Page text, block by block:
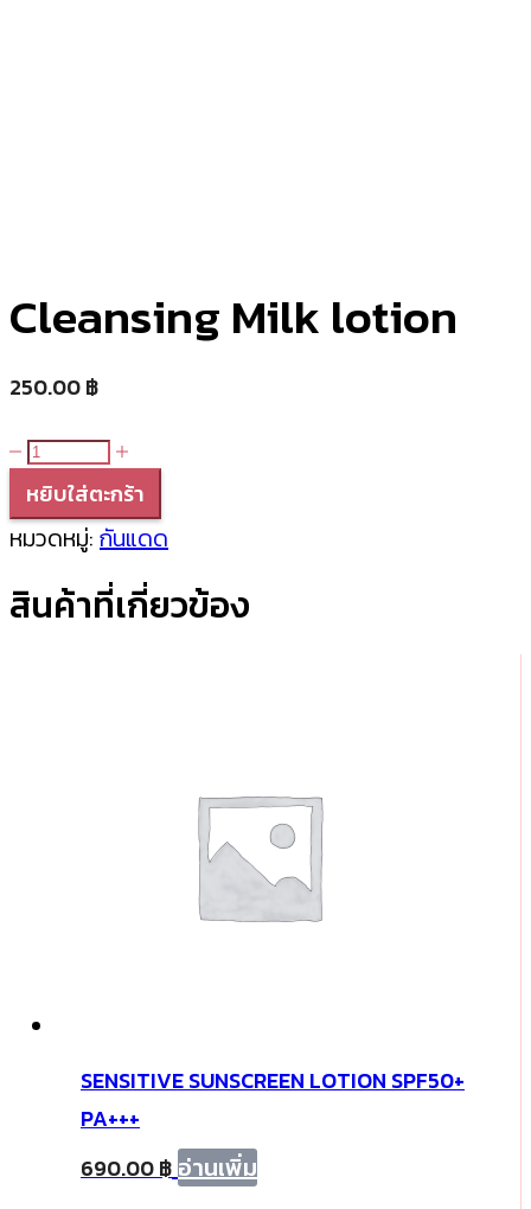
Cleansing Milk lotion
250.00฿
จำนวน
Cleansing
Milk
lotion
ชิ้น
หยิบใส่ตะกร้า
หมวดหมู่: กันแดด
สินค้าที่เกี่ยวข้อง
SENSITIVE SUNSCREEN LOTION SPF50+
PA+++
690.00฿ อ่านเพิ่ม